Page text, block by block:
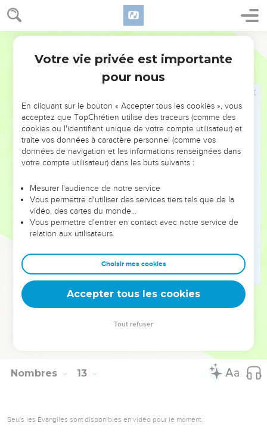
Nombres 12
donc n'avez-vous pas craint de parler contre mon serviteur,
contre Moïse ?
Ainsi la colère de l'Éternel s'embrasa contre eux ; et il s'en
Et la nuée se retira de dessus le tabernacle. Et voici, Marie
était frappée de lèpre, et blanche comme la neige ; Aaron se
Alors Aaron dit à Moïse : Ah ! mon seigneur, je te prie, ne
mets point sur nous le péché que nous avons follement
commis, et par lequel nous avons péché.
Je te prie, qu'elle ne soit point comme l'enfant mort, dont
mère.
Alors Moïse cria à l'Éternel, en disant : O Dieu, je te prie,
guéris-la, je te prie !
14
au visage, ne serait-elle pas couverte de honte pendant sept
jours ? Qu'elle demeure enfermée sept jours, hors du camp,
et après cela elle y sera reçue.
Ainsi Marie fut enfermée sept jours hors du camp ; et le
Nombres 13
Seuls les Évangiles sont disponibles en vidéo pour le moment.
Votre vie privée est importante
pour nous
En cliquant sur le bouton « Accepter tous les cookies », vous
acceptez que TopChrétien utilise des traceurs (comme des
cookies ou l'identifiant unique de votre compte utilisateur) et
traite vos données à caractère personnel (comme vos
données de navigation et les informations renseignées dans
votre compte utilisateur) dans les buts suivants :
Mesurer l'audience de notre service
Vous permettre d'utiliser des services tiers tels que de la
vidéo, des cartes du monde…
Vous permettre d'entrer en contact avec notre service de
relation aux utilisateurs.
Choisir mes cookies
Accepter tous les cookies
Tout refuser